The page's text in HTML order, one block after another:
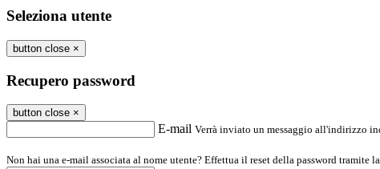
Seleziona utente
button close ×
Recupero password
button close ×
E-mail Verrà inviato un messaggio all'indirizzo
Non hai una e-mail associata al nome utente? Effettua il reset della password tramite la